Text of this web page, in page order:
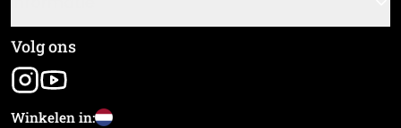
Plak- en montagehandleidingen
Materiaaloverzicht
Nieuwsbrief aanmelden
Zending volgen
Algemene voorwaarden
Colofon
Volg ons
Winkelen in: